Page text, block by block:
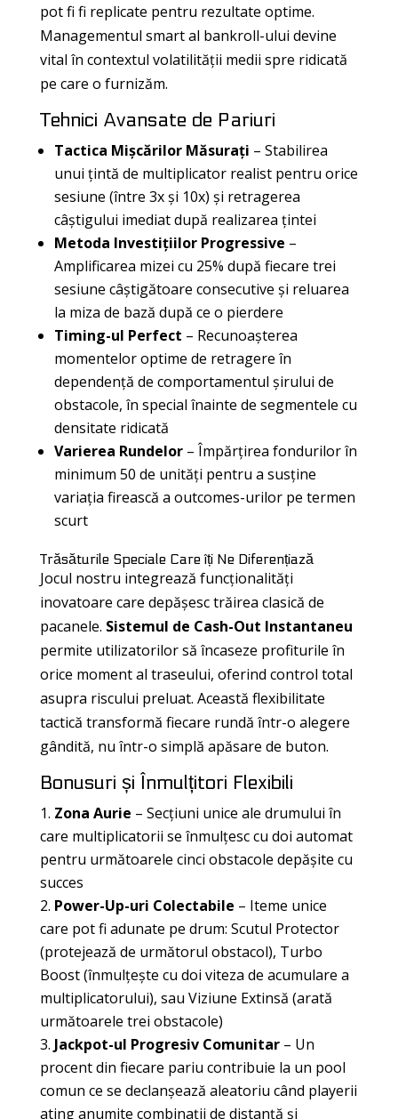
pot fi fi replicate pentru rezultate optime.
Managementul smart al bankroll-ului devine
vital în contextul volatilității medii spre ridicată
pe care o furnizăm.
Tehnici Avansate de Pariuri
Tactica Mișcărilor Măsurați – Stabilirea
unui țintă de multiplicator realist pentru orice
sesiune (între 3x și 10x) și retragerea
câștigului imediat după realizarea țintei
Metoda Investițiilor Progressive –
Amplificarea mizei cu 25% după fiecare trei
sesiune câștigătoare consecutive și reluarea
la miza de bază după ce o pierdere
Timing-ul Perfect – Recunoașterea
momentelor optime de retragere în
dependență de comportamentul șirului de
obstacole, în special înainte de segmentele cu
densitate ridicată
Varierea Rundelor– Împărțirea fondurilor în
minimum 50 de unități pentru a susține
variația firească a outcomes-urilor pe termen
scurt
Trăsăturile Speciale Care îți Ne Diferențiază
Jocul nostru integrează funcționalități
inovatoare care depășesc trăirea clasică de
pacanele. Sistemul de Cash-Out Instantaneu
permite utilizatorilor să încaseze profiturile în
orice moment al traseului, oferind control total
asupra riscului preluat. Această flexibilitate
tactică transformă fiecare rundă într-o alegere
gândită, nu într-o simplă apăsare de buton.
Bonusuri și Înmulțitori Flexibili
Zona Aurie – Secțiuni unice ale drumului în
care multiplicatorii se înmulțesc cu doi automat
pentru următoarele cinci obstacole depășite cu
succes
Power-Up-uri Colectabile – Iteme unice
care pot fi adunate pe drum: Scutul Protector
(protejează de următorul obstacol), Turbo
Boost (înmulțește cu doi viteza de acumulare a
multiplicatorului), sau Viziune Extinsă (arată
următoarele trei obstacole)
Jackpot-ul Progresiv Comunitar– Un
procent din fiecare pariu contribuie la un pool
comun ce se declanșează aleatoriu când playerii
ating anumite combinații de distanță și